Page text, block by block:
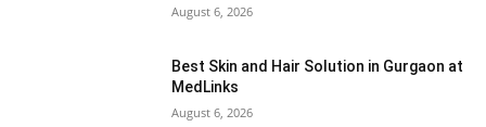
August 6, 2026
Best Skin and Hair Solution in Gurgaon at
MedLinks
August 6, 2026